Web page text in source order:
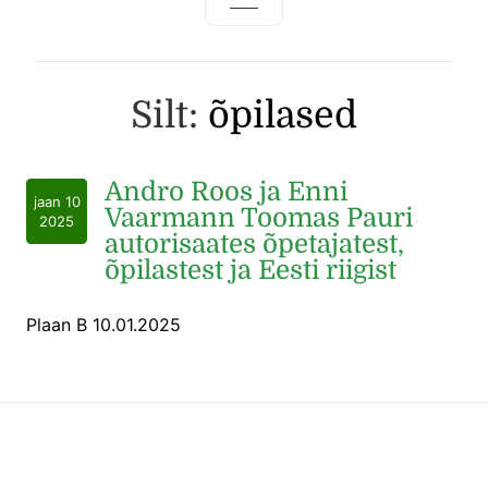
Silt: õpilased
jaan 10
2025
Andro Roos ja Enni
Vaarmann Toomas Pauri
autorisaates õpetajatest,
õpilastest ja Eesti riigist
Plaan B 10.01.2025